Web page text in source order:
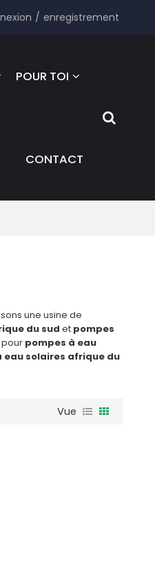
/ enregistrement
POUR TOI
CONTACT
une usine de
du sud et pompes
pompes à eau
eau solaires afrique du
Vue